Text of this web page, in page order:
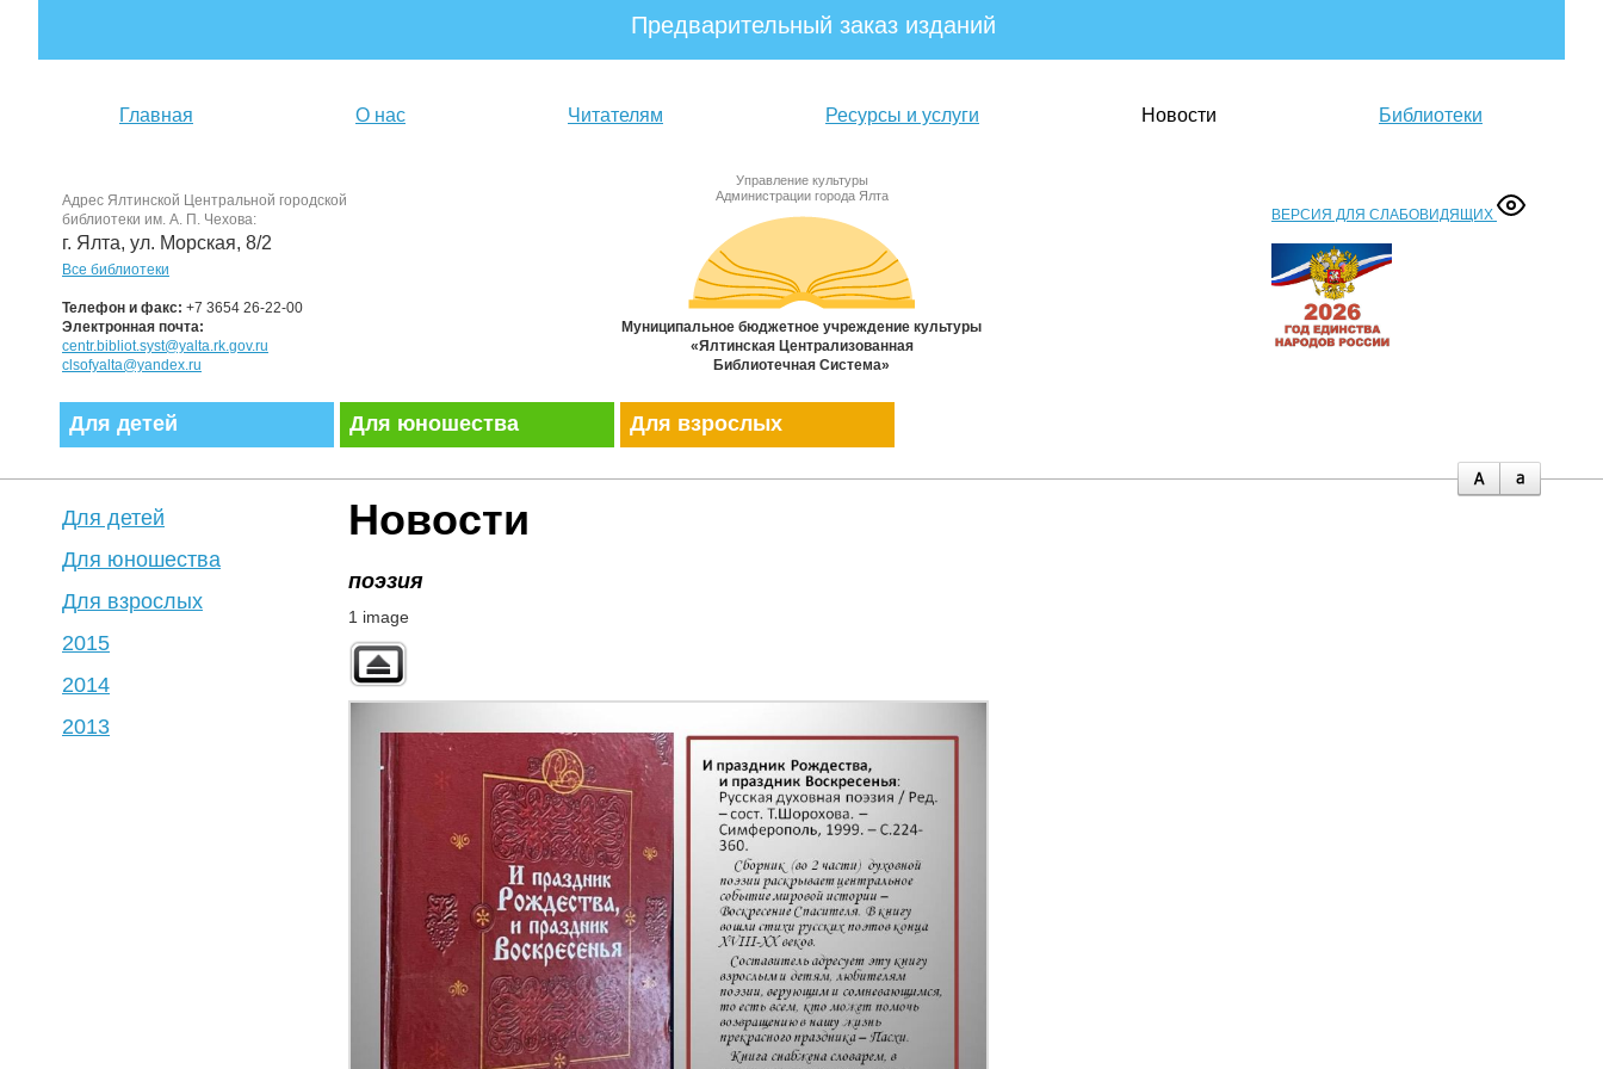
Предварительный заказ изданий
Главная О нас Читателям Ресурсы и услуги Новости Библиотеки
Управление культуры
Администрации города Ялта
Муниципальное бюджетное учреждение культуры
«Ялтинская Централизованная
Библиотечная Система»
Адрес Ялтинской Центральной городской
библиотеки им. А. П. Чехова:
г. Ялта, ул. Морская, 8/2
Все библиотеки
Телефон и факс: +7 3654 26-22-00
Электронная почта:
centr.bibliot.syst@yalta.rk.gov.ru
clsofyalta@yandex.ru
ВЕРСИЯ ДЛЯ СЛАБОВИДЯЩИХ
Для детей Для юношества Для взрослых
Новости
поэзия
1 image
Для детей
Для юношества
Для взрослых
2015
2014
2013